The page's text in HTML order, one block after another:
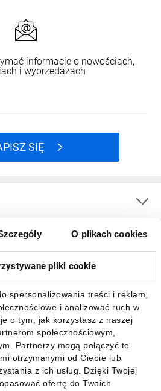
O plikach cookies
pliki cookie
spersonalizowania treści i reklam,
i analizować ruch w
o tym, jak korzystasz z naszej
społecznościowym,
Partnerzy mogą połączyć te
otrzymanymi od Ciebie lub
z ich usług. Dzięki Twojej
ofertę do Twoich
informacje o nowościach,
i wyprzedażach
SIĘ
aplikację mobilną: